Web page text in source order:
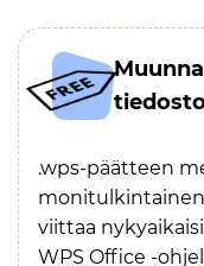
.wps-päätteen
viittaa
WPS Office -